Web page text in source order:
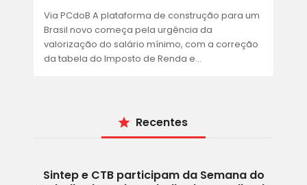
ACORDOS E CONVENÇÕES
FALE CONOSCO
Via PCdoB A plataforma de construção para um
Brasil novo começa pela urgência da
valorização do salário mínimo, com a correção
da tabela do Imposto de Renda e…
Recentes
Sintep e CTB participam da Semana do